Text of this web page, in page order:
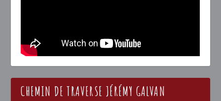
CHEMIN DE TRAVERSE JÉRÉMY GALVAN